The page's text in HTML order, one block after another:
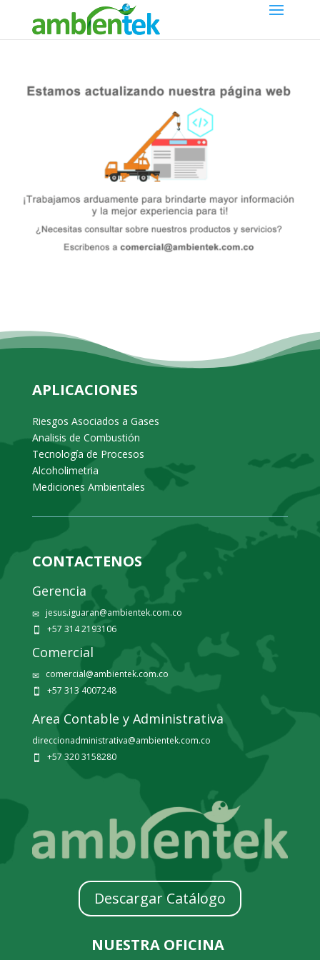
APLICACIONES
Riesgos Asociados a Gases
Analisis de Combustión
Tecnología de Procesos
Alcoholimetria
Mediciones Ambientales
CONTACTENOS
Gerencia
✉ jesus.iguaran@ambientek.com.co
 +57 314 2193106
Comercial
✉ comercial@ambientek.com.co
 +57 313 4007248
Area Contable y Administrativa
direccionadministrativa@ambientek.com.co
 +57 320 3158280
Descargar Catálogo
NUESTRA OFICINA